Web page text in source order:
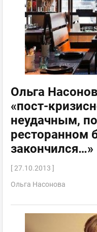
Ольга
«пост-
неудачным,
ресторанном
закончился…»
[ 27.10.2013 ]
Ольга Насонова